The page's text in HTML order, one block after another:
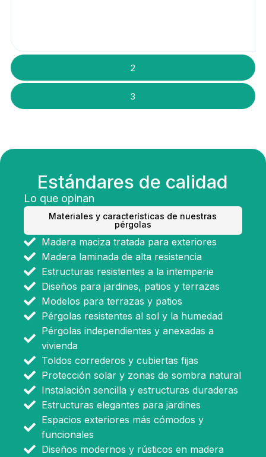
2
3
Estándares de calidad
Lo que opinan
Materiales y características de nuestras
pérgolas
Madera maciza tratada para exteriores
Madera laminada de alta resistencia
Estructuras resistentes a la intemperie
Diseños para jardines, patios y terrazas
Modelos para terrazas y patios
Pérgolas resistentes al sol y la humedad
Pérgolas independientes y anexadas a
vivienda
Toldos correderos y cubiertas fijas
Protección solar y zonas de sombra natural
Instalación sencilla y estructuras duraderas
Estructuras elegantes para jardines
Espacios exteriores más cómodos y
funcionales
Diseños modernos y rústicos en madera